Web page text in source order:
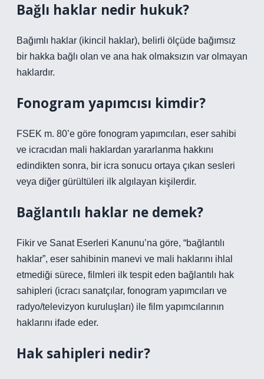
Bağlı haklar nedir hukuk?
Bağımlı haklar (ikincil haklar), belirli ölçüde bağımsız
bir hakka bağlı olan ve ana hak olmaksızın var olmayan
haklardır.
Fonogram yapımcısı kimdir?
FSEK m. 80’e göre fonogram yapımcıları, eser sahibi
ve icracıdan mali haklardan yararlanma hakkını
edindikten sonra, bir icra sonucu ortaya çıkan sesleri
veya diğer gürültüleri ilk algılayan kişilerdir.
Bağlantılı haklar ne demek?
Fikir ve Sanat Eserleri Kanunu’na göre, “bağlantılı
haklar”, eser sahibinin manevi ve mali haklarını ihlal
etmediği sürece, filmleri ilk tespit eden bağlantılı hak
sahipleri (icracı sanatçılar, fonogram yapımcıları ve
radyo/televizyon kuruluşları) ile film yapımcılarının
haklarını ifade eder.
Hak sahipleri nedir?